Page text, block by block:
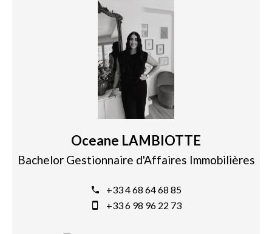
Oceane LAMBIOTTE
Bachelor Gestionnaire d'Affaires Immobilières
+33 4 68 64 68 85
+33 6 98 96 22 73